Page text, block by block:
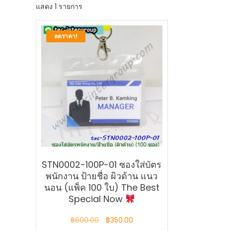
แสดง 1 รายการ
ลดราคา!
STN0002-100P-01 ซองใส่บัตร
พนักงาน ป้ายชื่อ ผิวด้าน แนว
นอน (แพ็ค 100 ใบ) The Best
Special Now
฿600.00
Original
฿350.00Current